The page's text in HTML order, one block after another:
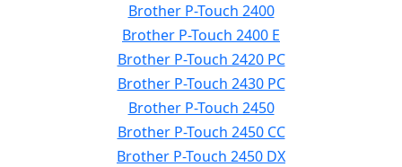
Brother P-Touch 2400
Brother P-Touch 2400 E
Brother P-Touch 2420 PC
Brother P-Touch 2430 PC
Brother P-Touch 2450
Brother P-Touch 2450 CC
Brother P-Touch 2450 DX